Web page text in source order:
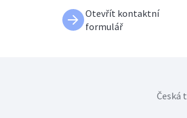
Otevřít kontaktní
formulář
Česká